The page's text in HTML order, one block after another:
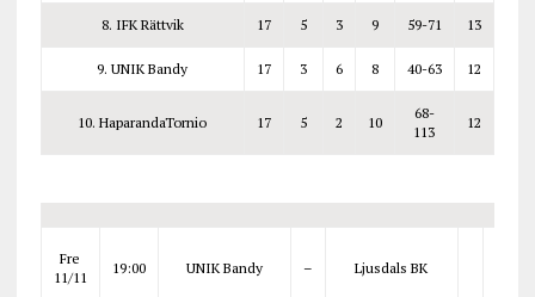
8. IFK Rättvik 17 5 3 9 59-71 13
9. UNIK Bandy 17 3 6 8 40-63 12
10. HaparandaTornio 17 5 2 10
68-
113
12
Fre
11/11
19:00 UNIK Bandy – Ljusdals BK